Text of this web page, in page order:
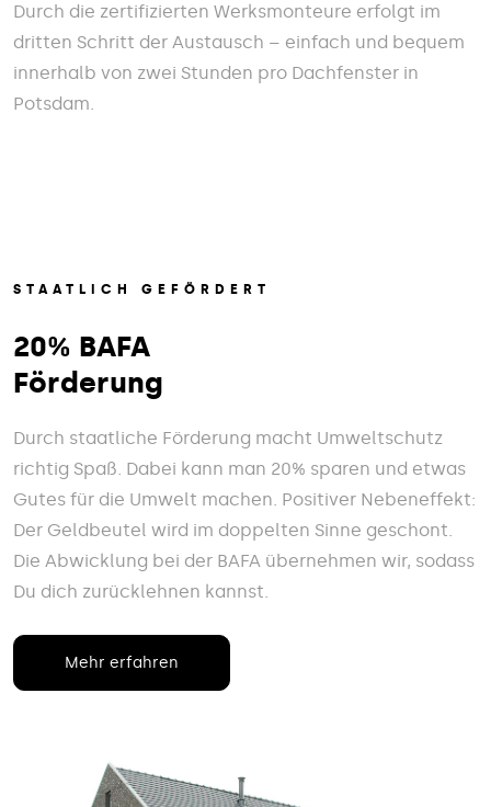
Durch die zertifizierten Werksmonteure erfolgt im
dritten Schritt der Austausch – einfach und bequem
innerhalb von zwei Stunden pro Dachfenster in
Potsdam.
STAATLICH GEFÖRDERT
20% BAFA
Förderung
Durch staatliche Förderung macht Umweltschutz
richtig Spaß. Dabei kann man 20% sparen und etwas
Gutes für die Umwelt machen. Positiver Nebeneffekt:
Der Geldbeutel wird im doppelten Sinne geschont.
Die Abwicklung bei der BAFA übernehmen wir, sodass
Du dich zurücklehnen kannst.
Mehr erfahren